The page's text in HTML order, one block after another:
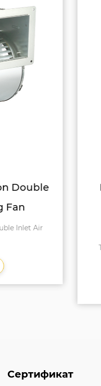
DKT-146
The DKT-146 Multi-
Double
Сертификат